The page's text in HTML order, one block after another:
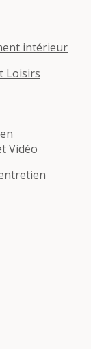
intérieur
Loisirs
Vidéo